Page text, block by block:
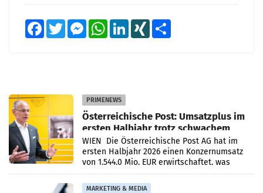
FacebookTwitter MessengerWhatsAppLinkedInXING
PRIMENEWS
Österreichische Post: Umsatzplus im
ersten Halbjahr trotz schwachem
Briefgeschäft
WIEN Die Österreichische Post AG hat im
ersten Halbjahr 2026 einen Konzernumsatz
von 1.544,0 Mio. EUR erwirtschaftet, was
einem Plus von 3,8 Prozent gegenüber dem
Vergleichszeitraum
MARKETING & MEDIA